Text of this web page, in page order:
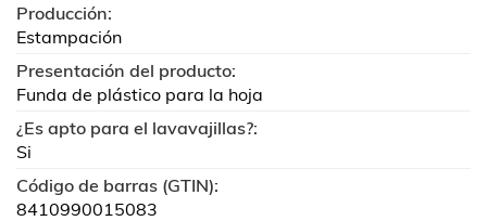
Producción:
Estampación
Presentación del producto:
Funda de plástico para la hoja
¿Es apto para el lavavajillas?:
Si
Código de barras (GTIN):
8410990015083